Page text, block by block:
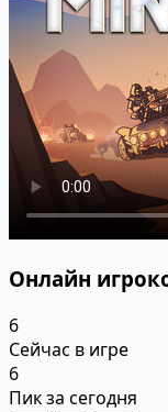
Онлайн
6
Сейчас в игре
6
Пик за сегодня